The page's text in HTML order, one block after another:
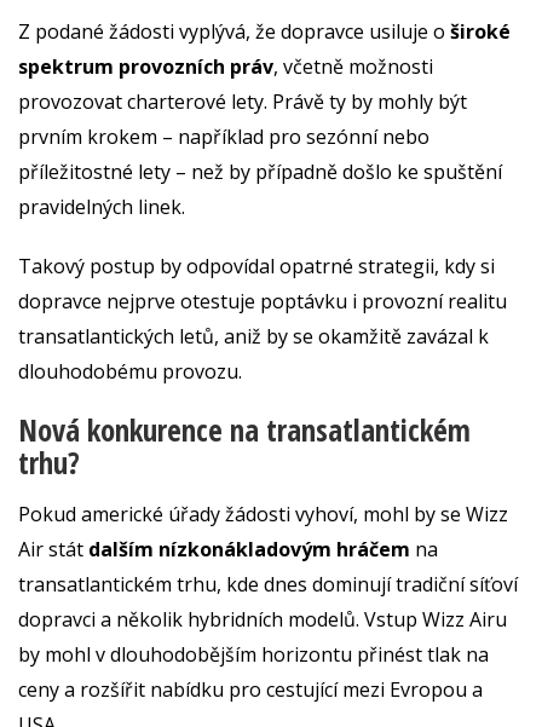
Z podané žádosti vyplývá, že dopravce usiluje o široké
spektrum provozních práv, včetně možnosti
provozovat charterové lety. Právě ty by mohly být
prvním krokem – například pro sezónní nebo
příležitostné lety – než by případně došlo ke spuštění
pravidelných linek.
Takový postup by odpovídal opatrné strategii, kdy si
dopravce nejprve otestuje poptávku i provozní realitu
transatlantických letů, aniž by se okamžitě zavázal k
dlouhodobému provozu.
Nová konkurence na transatlantickém
trhu?
Pokud americké úřady žádosti vyhoví, mohl by se Wizz
Air stát dalším nízkonákladovým hráčem na
transatlantickém trhu, kde dnes dominují tradiční síťoví
dopravci a několik hybridních modelů. Vstup Wizz Airu
by mohl v dlouhodobějším horizontu přinést tlak na
ceny a rozšířit nabídku pro cestující mezi Evropou a